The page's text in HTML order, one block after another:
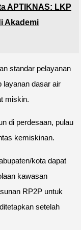
APTIKNAS: LKP
Akademi
standar pelayanan
layanan dasar air
miskin.
di perdesaan, pulau
kemiskinan.
kota dapat
kawasan
RP2P untuk
setelah